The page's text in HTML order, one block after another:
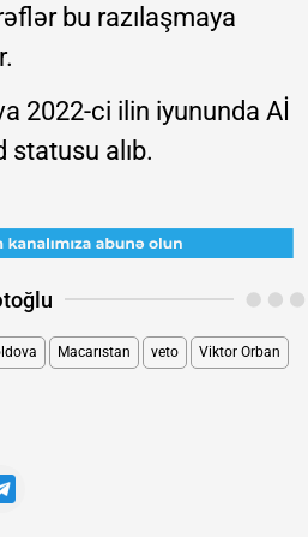
bu razılaşmaya
2022-ci ilin iyununda Aİ
statusu alıb.
Macarıstan veto
Viktor Orban